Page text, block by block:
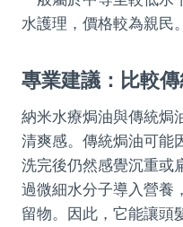
水護理，價格較為親民。
專業建議：比較
納米水療焗油與傳統焗
清爽感。傳統焗油可能
洗完後仍然感覺沉重或
過微細水分子導入營養
留物。因此，它能讓頭